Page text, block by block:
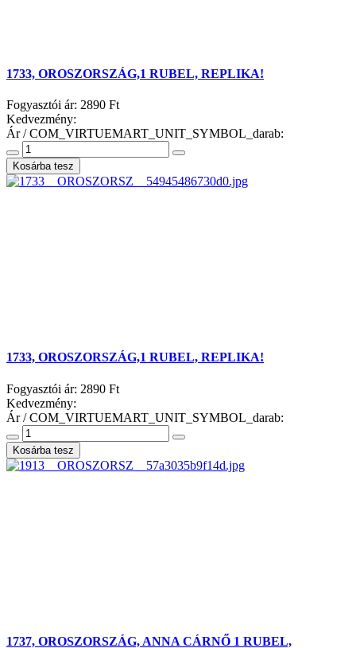
1733, OROSZORSZÁG,1 RUBEL, REPLIKA!
Fogyasztói ár: 2890 Ft
Kedvezmény:
Ár / COM_VIRTUEMART_UNIT_SYMBOL_darab:
1733, OROSZORSZÁG,1 RUBEL, REPLIKA!
Fogyasztói ár: 2890 Ft
Kedvezmény:
Ár / COM_VIRTUEMART_UNIT_SYMBOL_darab:
1737, OROSZORSZÁG, ANNA CÁRNŐ 1 RUBEL,